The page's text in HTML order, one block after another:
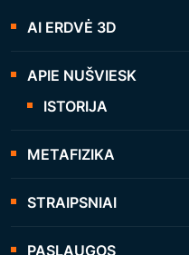
AI ERDVĖ 3D
APIE NUŠVIESK
ISTORIJA
METAFIZIKA
STRAIPSNIAI
PASLAUGOS